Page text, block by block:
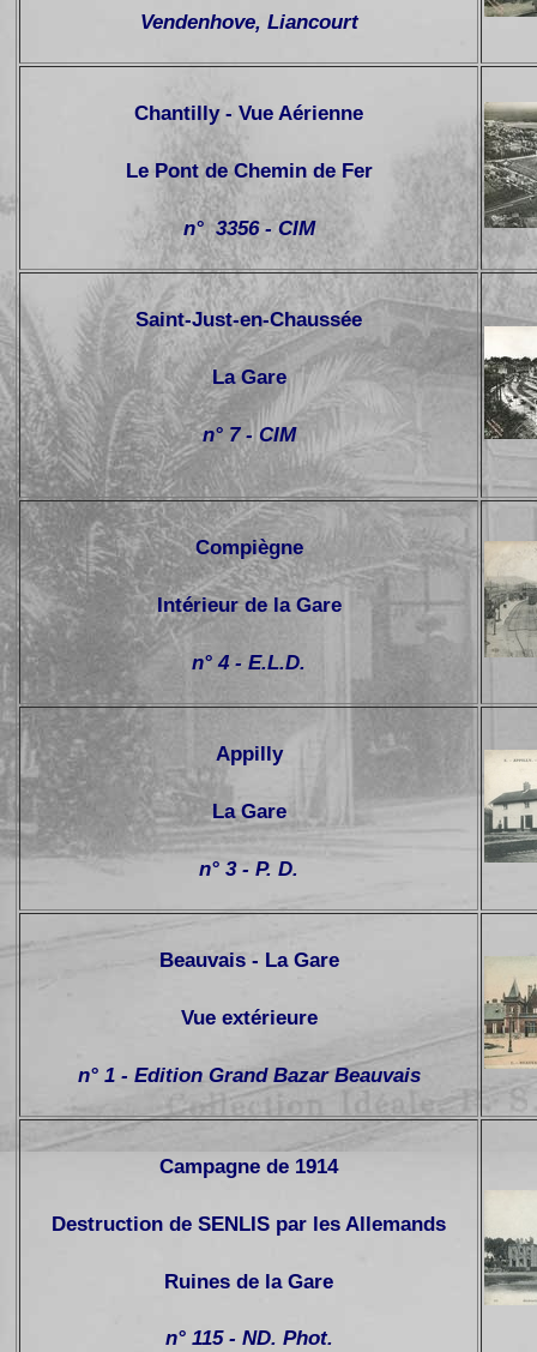
Vendenhove, Liancourt
Chantilly - Vue Aérienne
Le Pont de Chemin de Fer
n° 3356 - CIM
Saint-Just-en-Chaussée
La Gare
n° 7 - CIM
Compiègne
Intérieur de la Gare
n° 4 - E.L.D.
Appilly
La Gare
n° 3 - P. D.
Beauvais - La Gare
Vue extérieure
n° 1 - Edition Grand Bazar Beauvais
Campagne de 1914
Destruction de SENLIS par les Allemands
Ruines de la Gare
n° 115 - ND. Phot.